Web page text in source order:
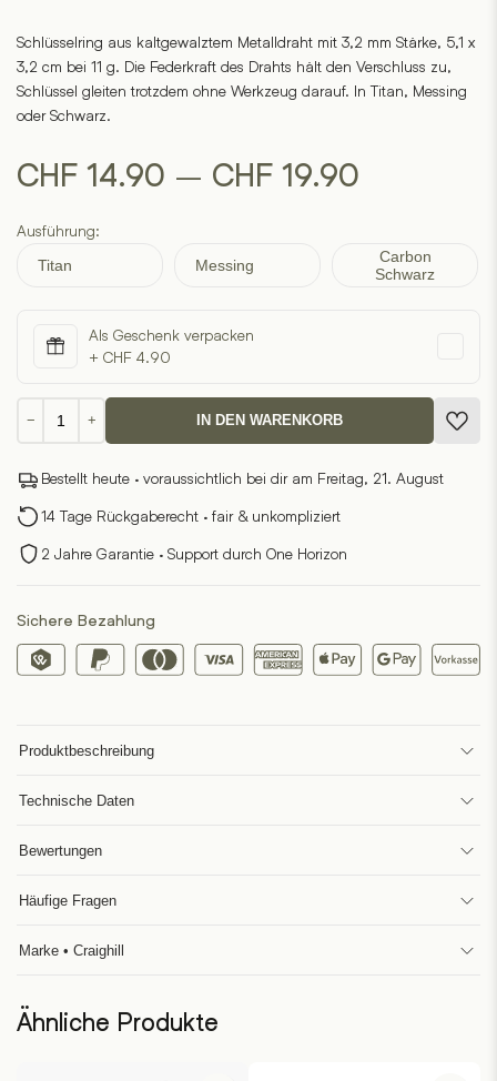
Schlüsselring aus kaltgewalztem Metalldraht mit 3,2 mm Stärke, 5,1 x
3,2 cm bei 11 g. Die Federkraft des Drahts hält den Verschluss zu,
Schlüssel gleiten trotzdem ohne Werkzeug darauf. In Titan, Messing
oder Schwarz.
CHF 14.90 – CHF 19.90
bis
Ausführung:
Titan Messing
Carbon
Schwarz
Als Geschenk verpacken
+ CHF 4.90
−
Schlüsselring
+ IN DEN WARENKORB
Bestellt heute · voraussichtlich bei dir am Freitag, 21. August
14 Tage Rückgaberecht · fair & unkompliziert
2 Jahre Garantie · Support durch One Horizon
Sichere Bezahlung
Produktbeschreibung
Technische Daten
Bewertungen
Häufige Fragen
Marke • Craighill
Ähnliche Produkte